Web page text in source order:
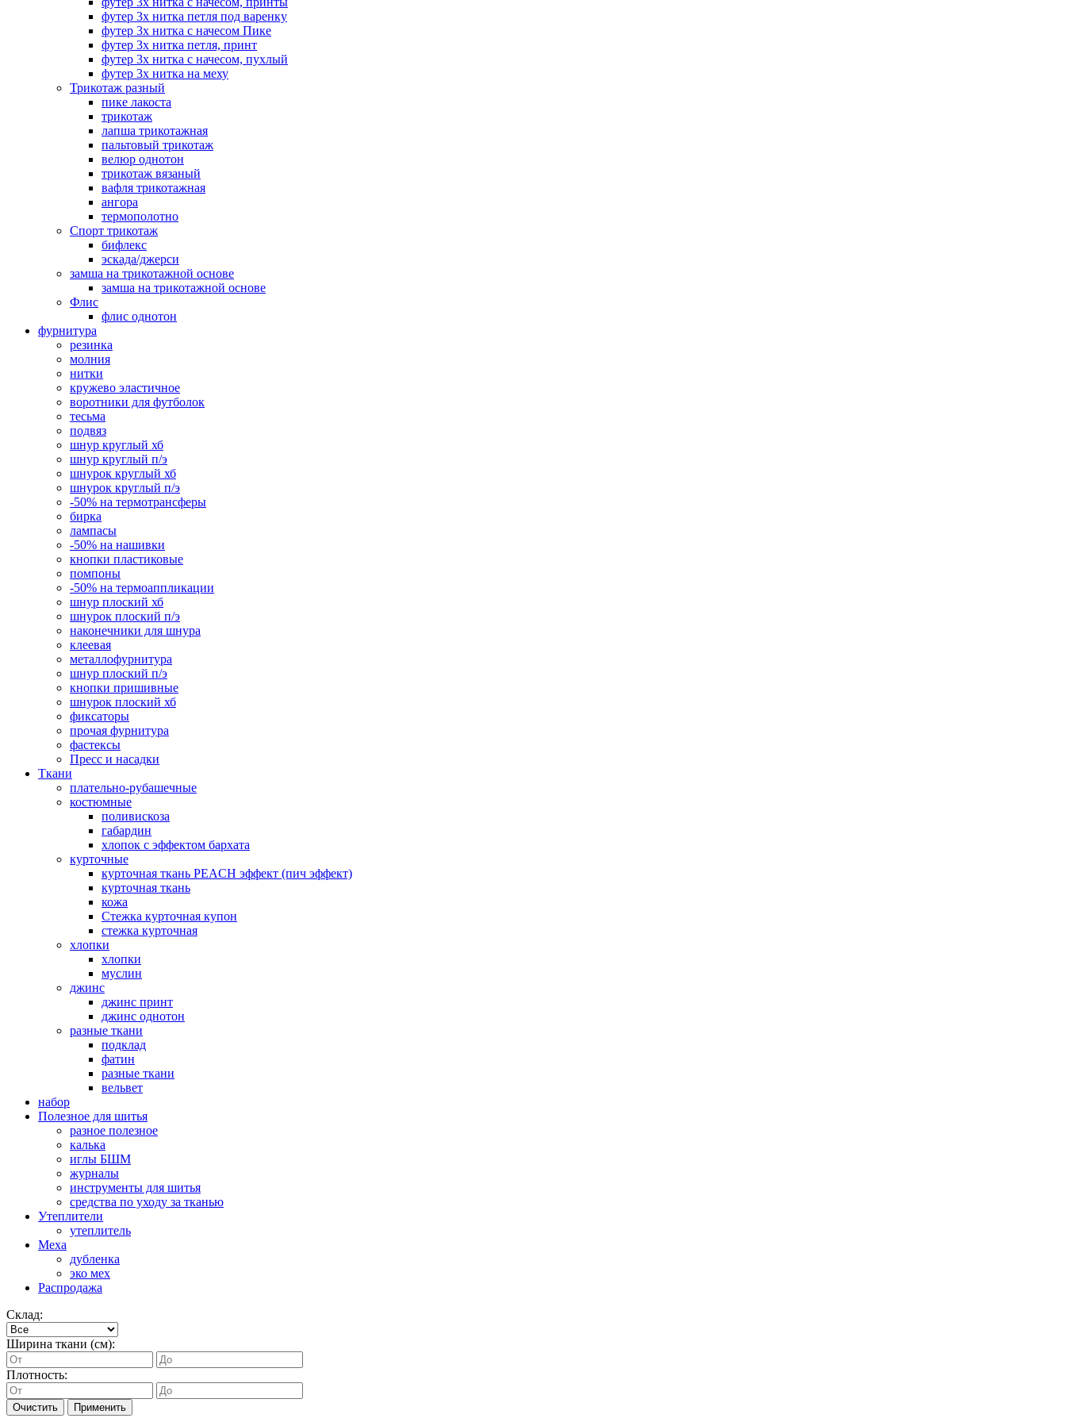
футер 3х нитка петля под варенку
футер 3х нитка с начесом Пике
футер 3х нитка петля, принт
футер 3х нитка с начесом, пухлый
футер 3х нитка на меху
Трикотаж разный
пике лакоста
трикотаж
лапша трикотажная
пальтовый трикотаж
велюр однотон
трикотаж вязаный
вафля трикотажная
ангора
термополотно
Спорт трикотаж
бифлекс
эскада/джерси
замша на трикотажной основе
замша на трикотажной основе
Флис
флис однотон
фурнитура
резинка
молния
нитки
кружево эластичное
воротники для футболок
тесьма
подвяз
шнур круглый хб
шнур круглый п/э
шнурок круглый хб
шнурок круглый п/э
-50% на термотрансферы
бирка
лампасы
-50% на нашивки
кнопки пластиковые
помпоны
-50% на термоаппликации
шнур плоский хб
шнурок плоский п/э
наконечники для шнура
клеевая
металлофурнитура
шнур плоский п/э
кнопки пришивные
шнурок плоский хб
фиксаторы
прочая фурнитура
фастексы
Пресс и насадки
Ткани
плательно-рубашечные
костюмные
поливискоза
габардин
хлопок с эффектом бархата
курточные
курточная ткань PEACH эффект (пич эффект)
курточная ткань
кожа
Стежка курточная купон
стежка курточная
хлопки
хлопки
муслин
джинс
джинс принт
джинс однотон
разные ткани
подклад
фатин
разные ткани
вельвет
набор
Полезное для шитья
разное полезное
калька
иглы БШМ
журналы
инструменты для шитья
средства по уходу за тканью
Утеплители
утеплитель
Меха
дубленка
эко мех
Распродажа
Склад:
Ширина ткани (см):
Плотность:
Очистить Применить